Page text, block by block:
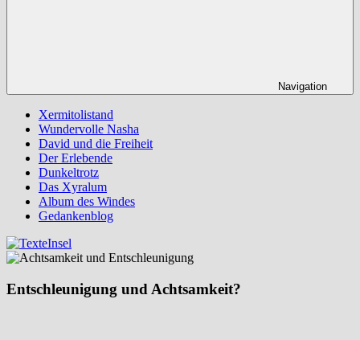
Navigation
Xermitolistand
Wundervolle Nasha
David und die Freiheit
Der Erlebende
Dunkeltrotz
Das Xyralum
Album des Windes
Gedankenblog
Entschleunigung und Achtsamkeit?